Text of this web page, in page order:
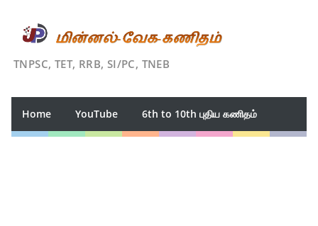
TNPSC, TET, RRB, SI/PC, TNEB
Home YouTube 6th to 10th புதிய கணிதம்